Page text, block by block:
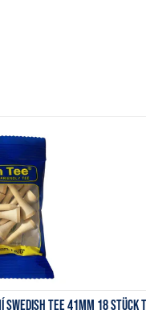
Swedish Tee 41mm 18 Stück
Anzeigen